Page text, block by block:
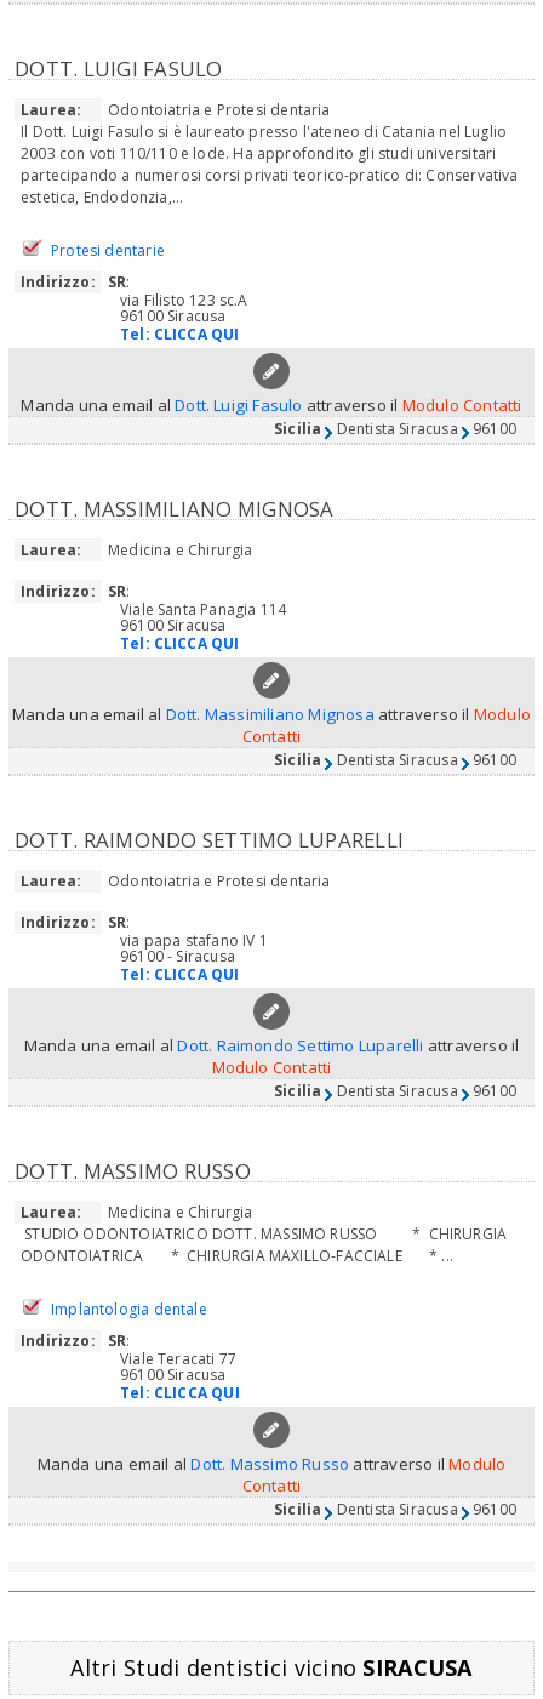
DOTT. LUIGI FASULO
Laurea:
Odontoiatria e Protesi dentaria
Il Dott. Luigi Fasulo si è laureato presso l'ateneo di Catania nel Luglio
2003 con voti 110/110 e lode. Ha approfondito gli studi universitari
partecipando a numerosi corsi privati teorico-pratico di: Conservativa
estetica, Endodonzia,...
Protesi dentarie
Indirizzo:
SR:
via Filisto 123 sc.A
96100 Siracusa
Tel: CLICCA QUI
Manda una email alDott. Luigi Fasulo attraverso il Modulo Contatti
Sicilia Dentista Siracusa 96100
DOTT. MASSIMILIANO MIGNOSA
Laurea:
Medicina e Chirurgia
Indirizzo:
SR:
Viale Santa Panagia 114
96100 Siracusa
Tel: CLICCA QUI
Manda una email al Dott. Massimiliano Mignosa attraverso il Modulo
Contatti
Sicilia Dentista Siracusa 96100
DOTT. RAIMONDO SETTIMO LUPARELLI
Laurea:
Odontoiatria e Protesi dentaria
Indirizzo:
SR:
via papa stafano IV 1
96100 - Siracusa
Tel: CLICCA QUI
Manda una email alDott. Raimondo Settimo Luparelli attraverso il
Modulo Contatti
Sicilia Dentista Siracusa 96100
DOTT. MASSIMO RUSSO
Laurea:
Medicina e Chirurgia
STUDIO ODONTOIATRICO DOTT. MASSIMO RUSSO * CHIRURGIA
ODONTOIATRICA * CHIRURGIA MAXILLO-FACCIALE * ...
Implantologia dentale
Indirizzo:
SR:
Viale Teracati 77
96100 Siracusa
Tel: CLICCA QUI
Manda una email alDott. Massimo Russo attraverso ilModulo
Contatti
Sicilia Dentista Siracusa 96100
Altri Studi dentistici vicino SIRACUSA